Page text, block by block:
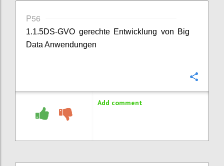
P56
1.1.5DS-GVO gerechte Entwicklung von Big
Data Anwendungen
Add comment